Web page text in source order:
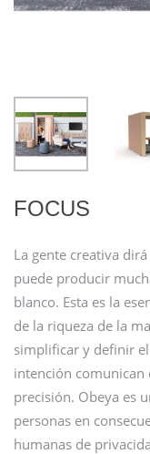
FOCUS
La gente creativa
puede producir
blanco. Esta es la
de la riqueza de la
simplificar y definir
intención comunican
precisión. Obeya es
personas en
humanas de